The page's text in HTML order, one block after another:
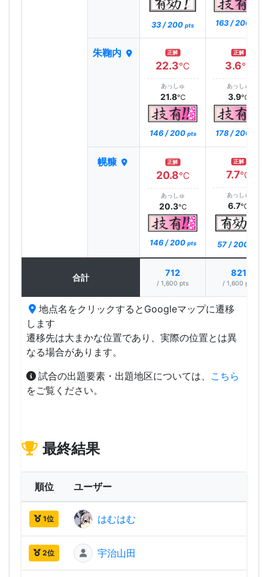
33 / 200 pts 163 / 200
朱鞠内 正解
22.3℃
あっしゅ
21.8℃
146 / 200 pts
正解
3.6℃
あっしゅ
3.9℃
178 / 200
幌糠 正解
20.8℃
あっしゅ
20.3℃
146 / 200 pts
正解
7.7℃
あっしゅ
6.7℃
57 / 200
合計 712
/ 1,600 pts
821
/ 1,600 pts
地点名をクリックするとGoogleマップに遷移
します
遷移先は大まかな位置であり、実際の位置とは異
なる場合があります。
試合の出題要素・出題地区については、 こちら
をご覧ください。
最終結果
順位 ユーザー
1位 はむはむ
2位 宇治山田